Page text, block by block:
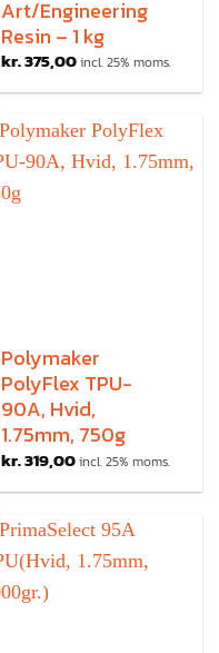
Art/Engineering
Resin – 1 kg
kr.375,00incl. 25% moms.
Polymaker
PolyFlex TPU-
90A, Hvid,
1.75mm, 750g
kr.319,00incl. 25% moms.